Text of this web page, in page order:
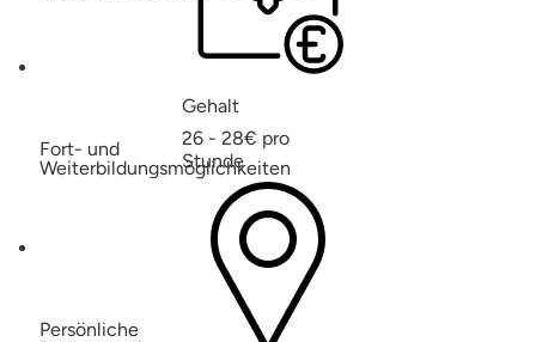
Fort- und
Weiterbildungsmöglichkeiten
Persönliche
Gehalt
26 - 28€ pro
Stunde